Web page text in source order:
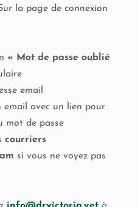
la page de connexion
« Mot de passe oublié
email
email avec un lien pour
mot de passe
courriers
si vous ne voyez pas